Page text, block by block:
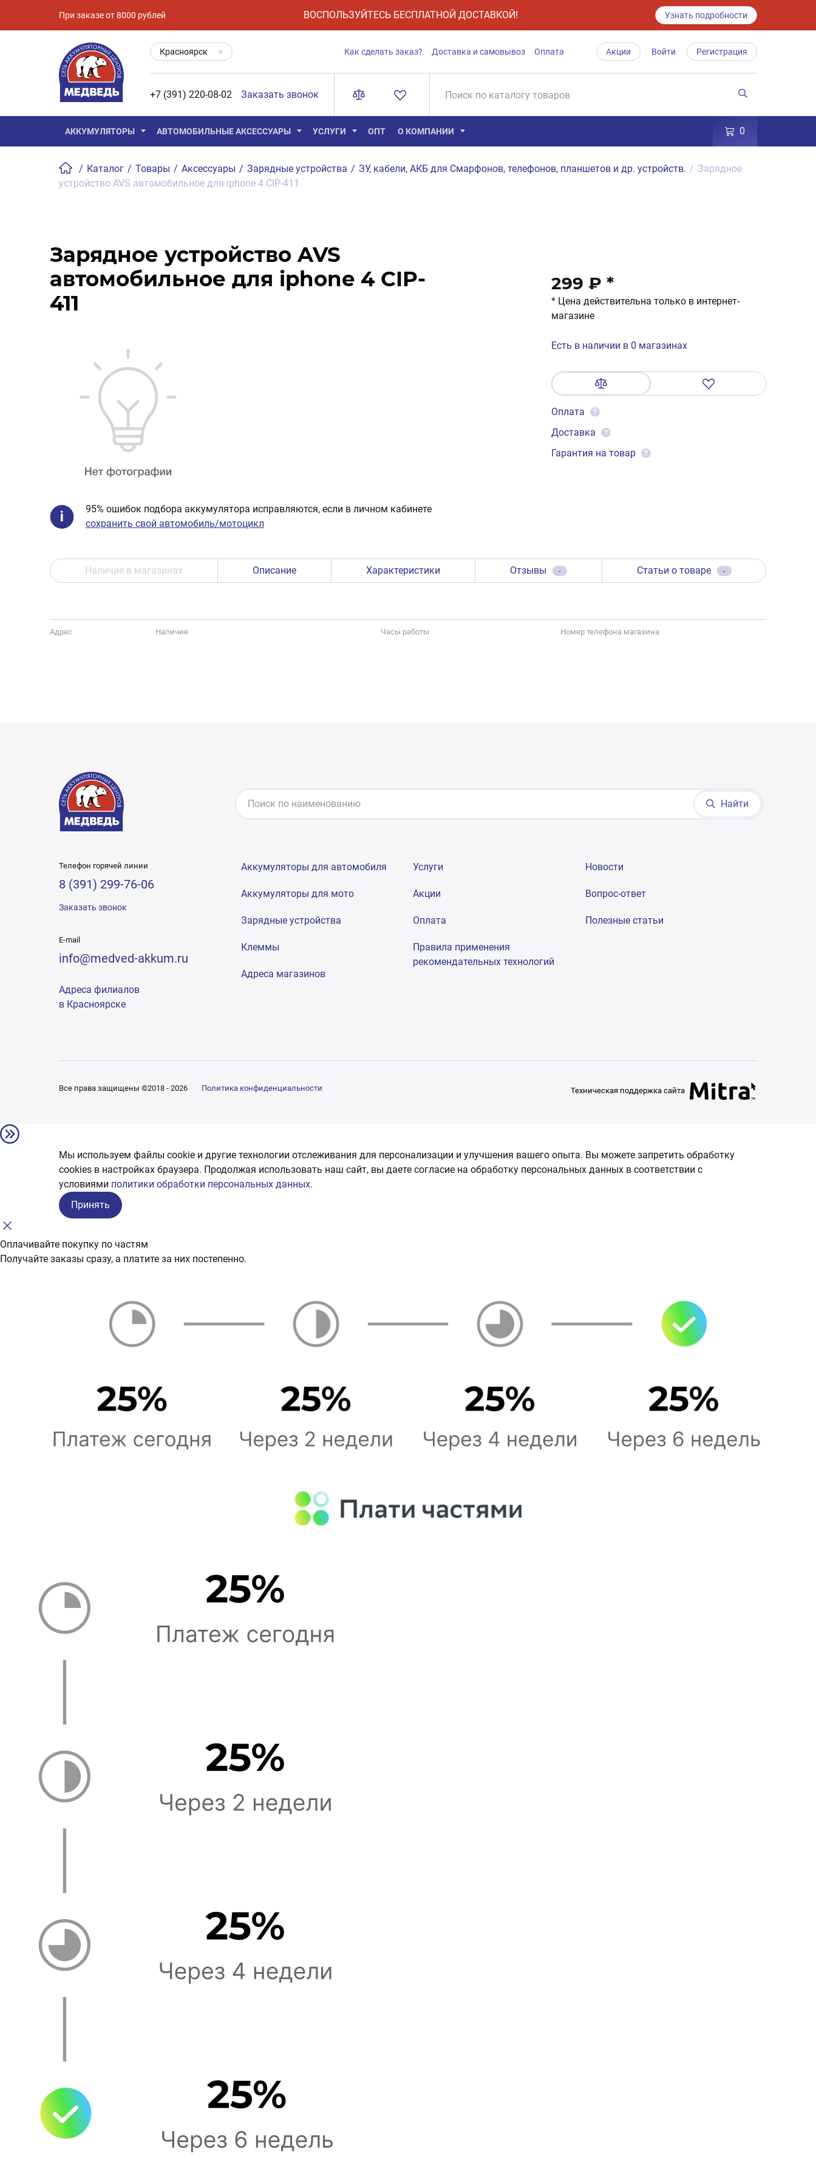
При заказе от 8000 рублей ВОСПОЛЬЗУЙТЕСЬ БЕСПЛАТНОЙ ДОСТАВКОЙ! Узнать подробности
Красноярск Как сделать заказ? Доставка и самовывоз Оплата Акции Войти Регистрация
+7 (391) 220-08-02 Заказать звонок
АККУМУЛЯТОРЫ АВТОМОБИЛЬНЫЕ АКСЕССУАРЫ УСЛУГИ ОПТ О КОМПАНИИ 0
/ Каталог / Товары / Аксессуары / Зарядные устройства / ЗУ, кабели, АКБ для Смарфонов, телефонов, планшетов и др. устройств. / Зарядное
устройство AVS автомобильное для iphone 4 CIP-411
Зарядное устройство AVS
автомобильное для iphone 4 CIP-
411
95% ошибок подбора аккумулятора исправляются, если в личном кабинете
сохранить свой автомобиль/мотоцикл
299 ₽ *
* Цена действительна только в интернет-
магазине
Есть в наличии в 0 магазинах
Оплата ?
Доставка ?
Гарантия на товар ?
Наличие в магазинах Описание Характеристики Отзывы - Статьи о товаре -
Адрес Наличие Часы работы Номер телефона магазина
Найти
Телефон горячей линии
8 (391) 299-76-06
Заказать звонок
E-mail
info@medved-akkum.ru
Адреса филиалов
в Красноярске
Аккумуляторы для автомобиля
Аккумуляторы для мото
Зарядные устройства
Клеммы
Адреса магазинов
Услуги
Акции
Оплата
Правила применения
рекомендательных технологий
Новости
Вопрос-ответ
Полезные статьи
Все права защищены ©2018 - 2026 Политика конфиденциальности Техническая поддержка сайта
Мы используем файлы cookie и другие технологии отслеживания для персонализации и улучшения вашего опыта. Вы можете запретить обработку
сookies в настройках браузера. Продолжая использовать наш сайт, вы даете согласие на обработку персональных данных в соответствии с
условиями политики обработки персональных данных.
Принять
Оплачивайте покупку по частям
Получайте заказы сразу, а платите за них постепенно.